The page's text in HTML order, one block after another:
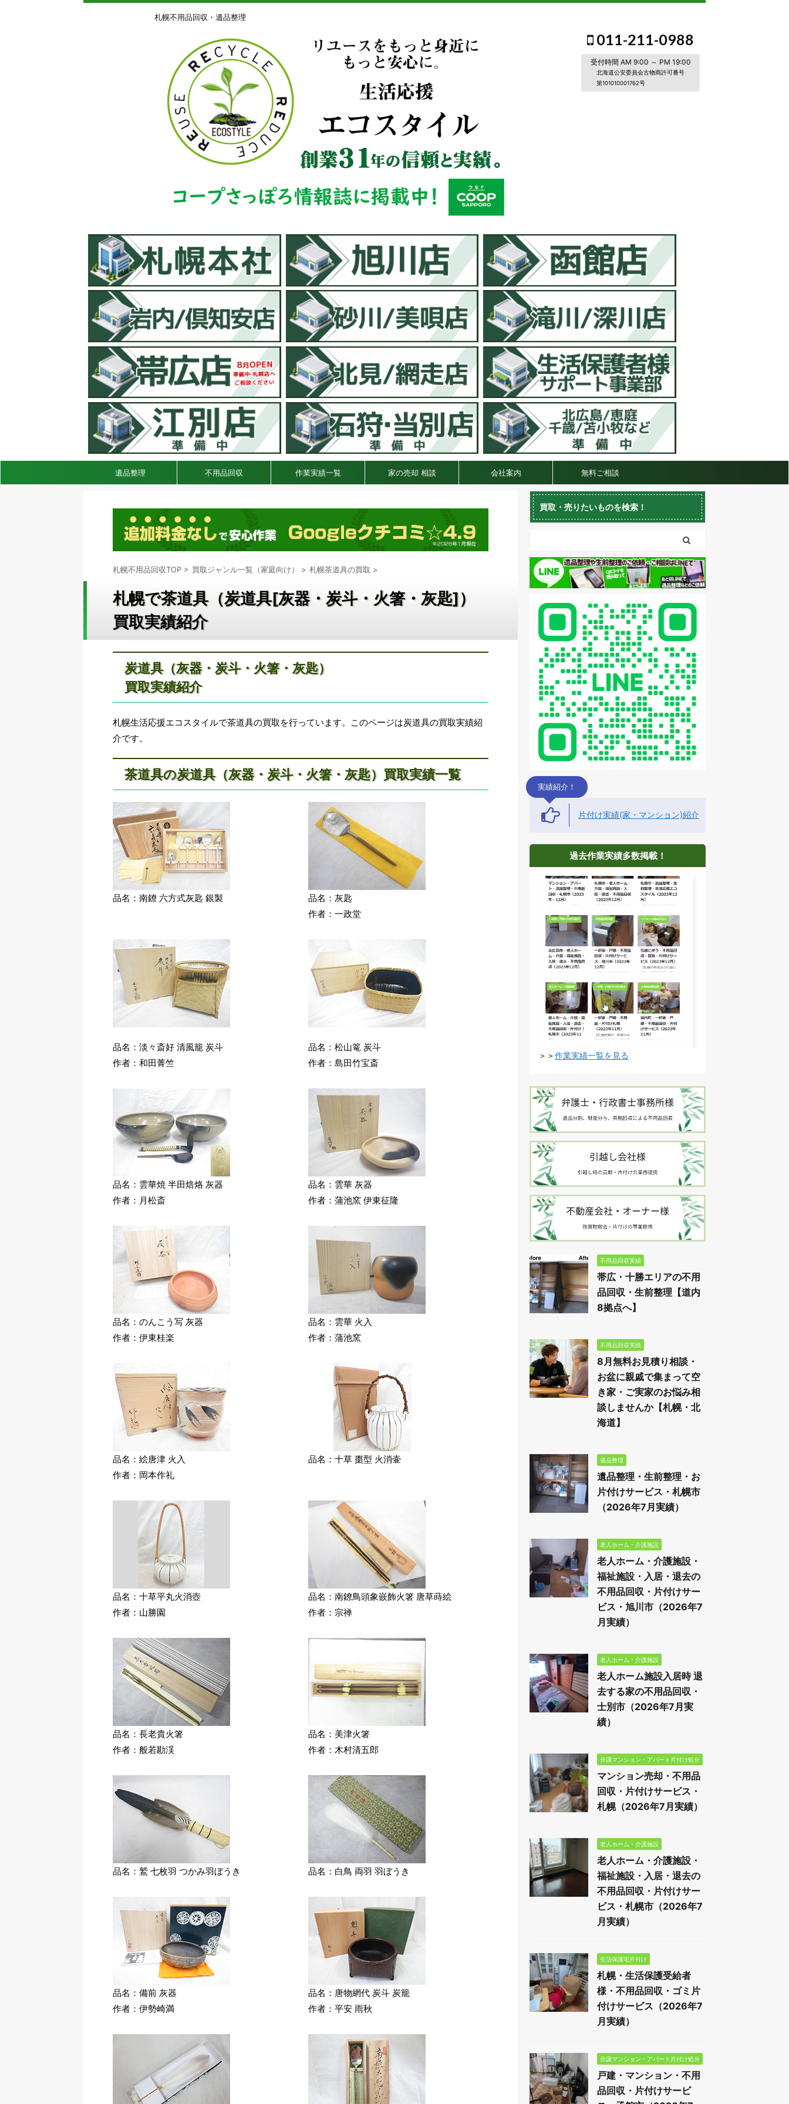
札幌不用品回収・遺品整理
011-211-0988
受付時間 AM 9:00 ～ PM 19:00
北海道公安委員会古物商許可番号
第101010001762号
遺品整理 不用品回収 作業実績一覧 家の売却 相談 会社案内 無料ご相談
札幌不用品回収TOP > 買取ジャンル一覧（家庭向け） > 札幌茶道具の買取 >
札幌で茶道具（炭道具[灰器・炭斗・火箸・灰匙]）
買取実績紹介
炭道具（灰器・炭斗・火箸・灰匙）
買取実績紹介
札幌生活応援エコスタイルで茶道具の買取を行っています。このページは炭道具の買取実績紹
介です。
茶道具の炭道具（灰器・炭斗・火箸・灰匙）買取実績一覧
品名：南鐐 六方式灰匙 銀製
品名：灰匙
作者：一政堂
品名：淡々斎好 清風籠 炭斗
作者：和田菁竺
品名：松山篭 炭斗
作者：島田竹宝斎
品名：雲華焼 半田焙烙 灰器
作者：月松斎
品名：雲華 灰器
作者：蒲池窯 伊東征隆
品名：のんこう写 灰器
作者：伊東桂楽
品名：雲華 火入
作者：蒲池窯
品名：絵唐津 火入
作者：岡本作礼
品名：十草 棗型 火消壷
品名：十草平丸火消壺
作者：山勝園
品名：南鐐鳥頭象嵌飾火箸 唐草蒔絵
作者：宗禅
品名：長老貴火箸
作者：般若勘渓
品名：美津火箸
作者：木村清五郎
品名：鷲 七枚羽 つかみ羽ぼうき 品名：白鳥 両羽 羽ぼうき
品名：備前 灰器
作者：伊勢崎満
品名：唐物網代 炭斗 炭籠
作者：平安 雨秋
買取・売りたいものを検索！
実績紹介！
片付け実績(家・マンション)紹介
過去作業実績多数掲載！
＞＞作業実績一覧を見る
不用品回収実績
帯広・十勝エリアの不用
品回収・生前整理【道内
8拠点へ】
不用品回収実績
8月無料お見積り相談・
お盆に親戚で集まって空
き家・ご実家のお悩み相
談しませんか【札幌・北
海道】
遺品整理
遺品整理・生前整理・お
片付けサービス・札幌市
（2026年7月実績）
老人ホーム・介護施設
老人ホーム・介護施設・
福祉施設・入居・退去の
不用品回収・片付けサー
ビス・旭川市（2026年7
月実績）
老人ホーム・介護施設
老人ホーム施設入居時 退
去する家の不用品回収・
士別市（2026年7月実
績）
分譲マンション・アパート片付け処分
マンション売却・不用品
回収・片付けサービス・
札幌（2026年7月実績）
老人ホーム・介護施設
老人ホーム・介護施設・
福祉施設・入居・退去の
不用品回収・片付けサー
ビス・札幌市（2026年7
月実績）
生活保護宅片付け
札幌・生活保護受給者
様・不用品回収・ゴミ片
付けサービス（2026年7
月実績）
分譲マンション・アパート片付け処分
戸建・マンション・不用
品回収・片付けサービ